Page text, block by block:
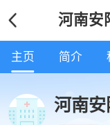
河南安
主页 简介
河南